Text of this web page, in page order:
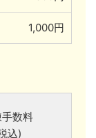
1,000円
数料
込)